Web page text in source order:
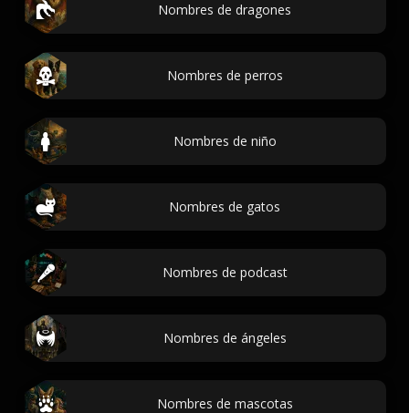
Nombres de dragones
Nombres de perros
Nombres de niño
Nombres de gatos
Nombres de podcast
Nombres de ángeles
Nombres de mascotas